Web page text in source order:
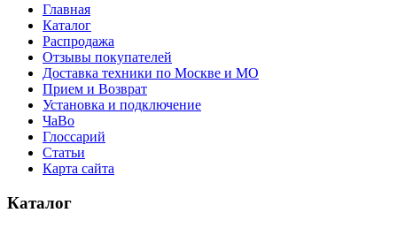
Главная
Каталог
Распродажа
Отзывы покупателей
Доставка техники по Москве и МО
Прием и Возврат
Установка и подключение
ЧаВо
Глоссарий
Статьи
Карта сайта
Каталог